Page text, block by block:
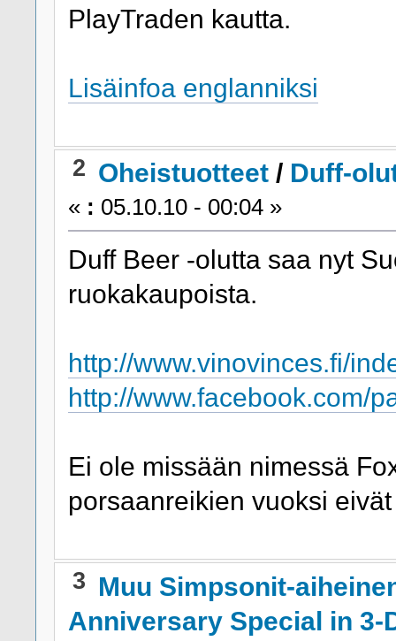
PlayTraden kautta.
Lisäinfoa englanniksi
2 Oheistuotteet / Duff-
« : 05.10.10 - 00:04 »
Duff Beer -olutta saa nyt
ruokakaupoista.
http://www.vinovinces.fi/
http://www.facebook.com/
Ei ole missään nimessä
porsaanreikien vuoksi
3 Muu Simpsonit-
Anniversary Special in 3-